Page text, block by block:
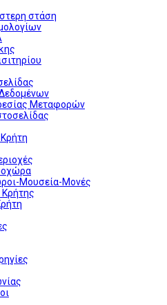
στάση
Μεταφορών
Κρήτη
Μουσεία-Μονές
Κρήτης